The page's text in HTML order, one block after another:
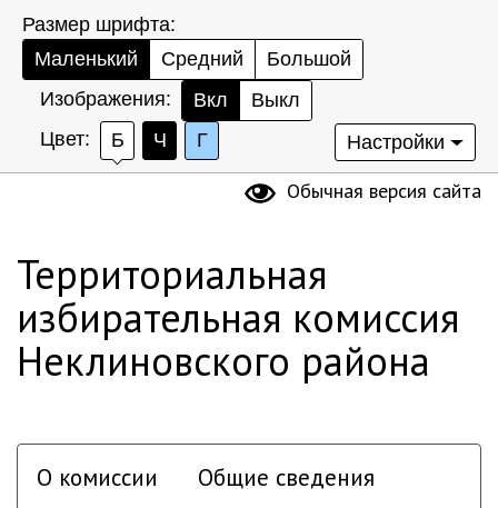
Размер шрифта:
Маленький
Средний
Большой
Изображения:
Вкл
Выкл
Цвет:
Б Ч Г Настройки
Обычная версия сайта
Территориальная
избирательная комиссия
Неклиновского района
О комиссии Общие сведения